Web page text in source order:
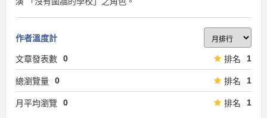
作者溫度計
文章發表數 0 排名 1
總瀏覽量 0 排名 1
月平均瀏覽 0 排名 1